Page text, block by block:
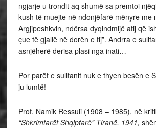
ngjarje u trondit aq shumë sa premtoi
kush të muejte në ndonjëfarë mënyre me
Argjipeshkvin, ndërsa dyqindmijë atij që
çue të gjallë në dorën e tij”. Andrra e
asnjëherë derisa plasi nga inati…
Por parët e sulltanit nuk e thyen besën e
ju lumtë!
Prof. Namik Ressuli (1908 – 1985), në
“Shkrimtarët Shqiptarë” Tiranë, 1941,